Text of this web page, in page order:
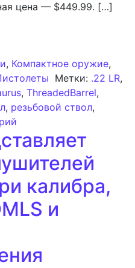
цена — $449.99. […]
, Компактное оружие,
Метки: .22 LR,
, ThreadedBarrel,
, резьбовой ствол,
калибра,
и